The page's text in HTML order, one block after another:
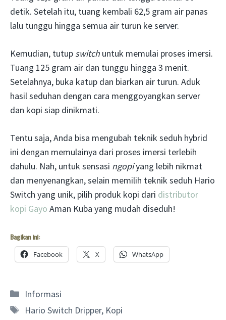
detik. Setelah itu, tuang kembali 62,5 gram air panas
lalu tunggu hingga semua air turun ke server.
Kemudian, tutup switch untuk memulai proses imersi.
Tuang 125 gram air dan tunggu hingga 3 menit.
Setelahnya, buka katup dan biarkan air turun. Aduk
hasil seduhan dengan cara menggoyangkan server
dan kopi siap dinikmati.
Tentu saja, Anda bisa mengubah teknik seduh hybrid
ini dengan memulainya dari proses imersi terlebih
dahulu. Nah, untuk sensasi ngopiyang lebih nikmat
dan menyenangkan, selain memilih teknik seduh Hario
Switch yang unik, pilih produk kopi dari distributor
kopi Gayo Aman Kuba yang mudah diseduh!
Bagikan ini:
Facebook X WhatsApp
Categories
Informasi
Tags
Hario Switch Dripper, Kopi